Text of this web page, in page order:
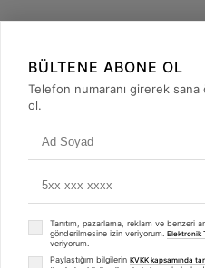
+90 (850)
BÜLTENE ABONE OL
Telefon numaranı girerek
ol.
Tanıtım, pazarlama, reklam ve benzeri
gönderilmesine izin veriyorum. Elektronik
veriyorum.
Paylaştığım bilgilerin KVKK kapsamında